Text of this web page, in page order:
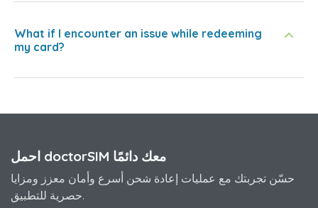
What if I encounter an issue while redeeming
my card?
احمل doctorSIM معك دائمًا
حسّن تجربتك مع عمليات إعادة شحن أسرع وأمان معزز ومزايا
حصرية للتطبيق.